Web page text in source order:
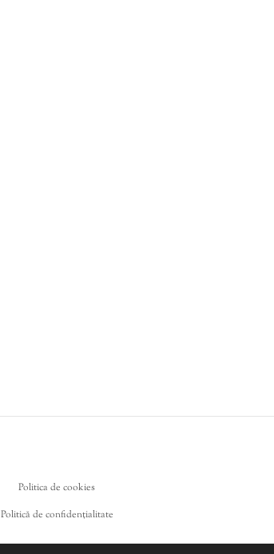
Politica de cookies
Politică de confidențialitate